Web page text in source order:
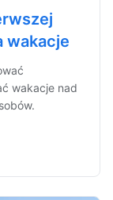
wakacje
wakacje nad